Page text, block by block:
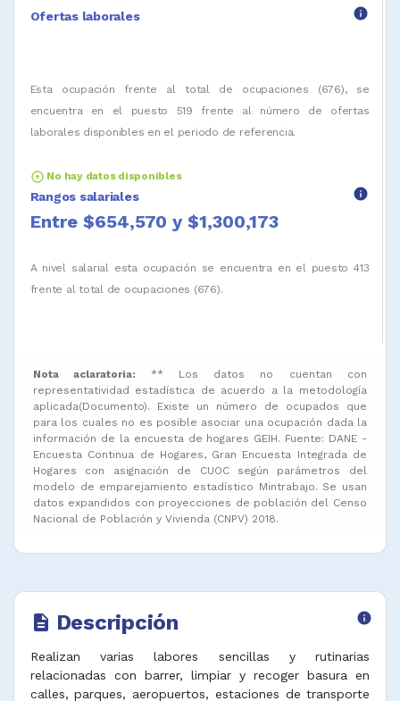
Ofertas laborales info
Esta ocupación frente al total de ocupaciones (676), se
encuentra en el puesto 519 frente al número de ofertas
laborales disponibles en el periodo de referencia.
arrow_circle_up No hay datos disponibles
Rangos salariales info
Entre $654,570 y $1,300,173
A nivel salarial esta ocupación se encuentra en el puesto 413
frente al total de ocupaciones (676).
Nota aclaratoria:
** Los datos no cuentan con
representatividad estadística de acuerdo a la metodología
aplicada(Documento). Existe un número de ocupados que
para los cuales no es posible asociar una ocupación dada la
información de la encuesta de hogares GEIH. Fuente: DANE -
Encuesta Continua de Hogares, Gran Encuesta Integrada de
Hogares con asignación de CUOC según parámetros del
modelo de emparejamiento estadístico Mintrabajo. Se usan
datos expandidos con proyecciones de población del Censo
Nacional de Población y Vivienda (CNPV) 2018.
description Descripción info
Realizan varias labores sencillas y rutinarias
relacionadas con barrer, limpiar y recoger basura en
calles, parques, aeropuertos, estaciones de transporte